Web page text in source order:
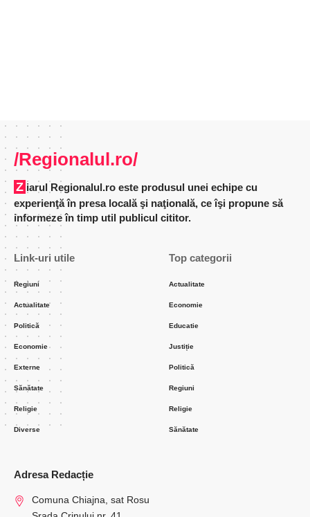
/Regionalul.ro/
Ziarul Regionalul.ro este produsul unei echipe cu
experienţă în presa locală şi naţională, ce îşi propune să
informeze în timp util publicul cititor.
Link-uri utile
Regiuni
Actualitate
Politică
Economie
Externe
Sănătate
Religie
Diverse
Top categorii
Actualitate
Economie
Educatie
Justiție
Politică
Regiuni
Religie
Sănătate
Adresa Redacție
Comuna Chiajna, sat Rosu